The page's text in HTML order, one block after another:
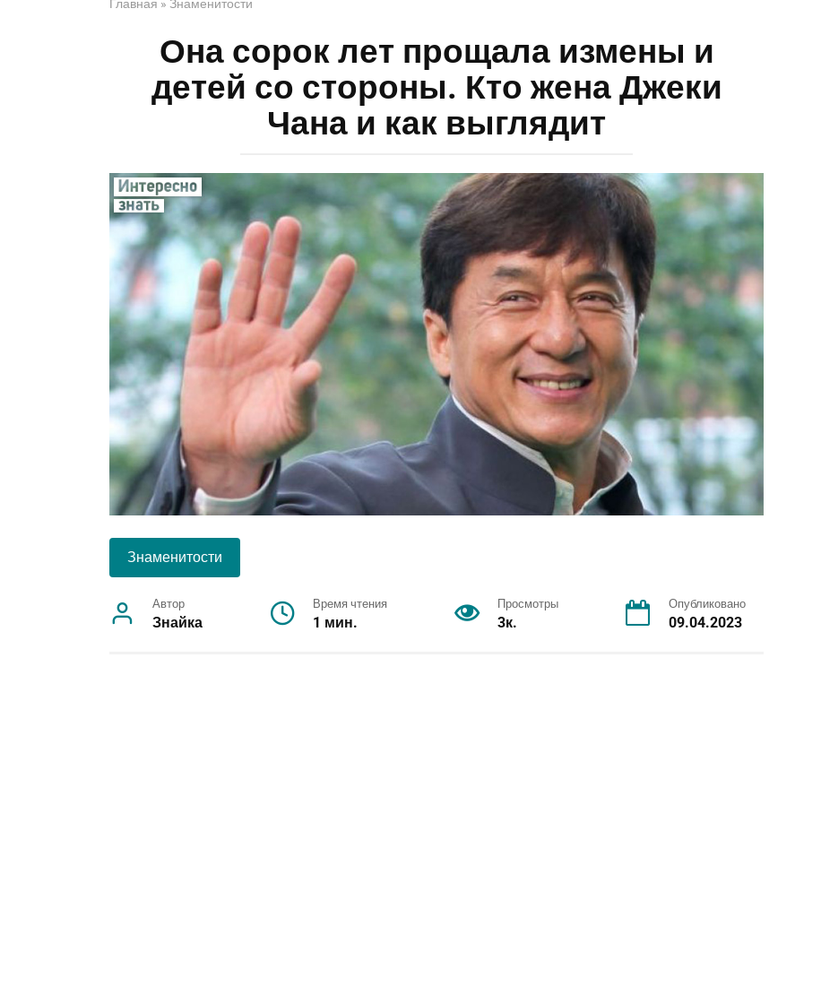
Главная » Знаменитости
Она сорок лет прощала измены и
детей со стороны. Кто жена Джеки
Чана и как выглядит
Знаменитости
Автор
Знайка
Время чтения
1 мин.
Просмотры
3к.
Опубликовано
09.04.2023